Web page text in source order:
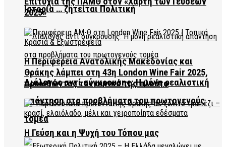
Ιστορία … ζητείται Πολιτική
Διάλογος αντί σύγκρουσης: Η μόνη ρεαλιστική
απάντηση στα προβλήματα του πρωτογενούς
τομέα
2025»
Η Περιφέρεια Ανατολικής Μακεδονίας και
Θράκης λάμπει στη 43η London Wine Fair 2025,
προωθώντας τον οινικό της πλούτο
Η Γεύση και η Ψυχή του Τόπου μας